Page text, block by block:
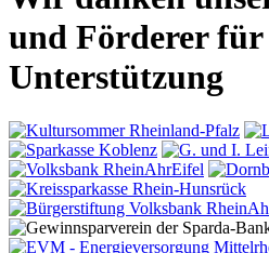
und Förderer für
Unterstützung